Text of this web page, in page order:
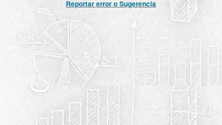
Reportar error o Sugerencia